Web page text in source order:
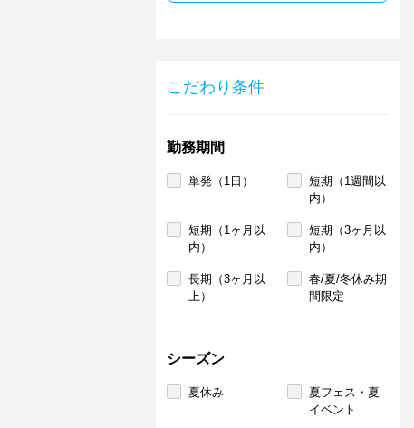
こだわり条件
勤務期間
単発（1日）
短期（1週間以
内）
短期（1ヶ月以
内）
短期（3ヶ月以
内）
長期（3ヶ月以
上）
春/夏/冬休み期
間限定
シーズン
夏休み
夏フェス・夏
イベント